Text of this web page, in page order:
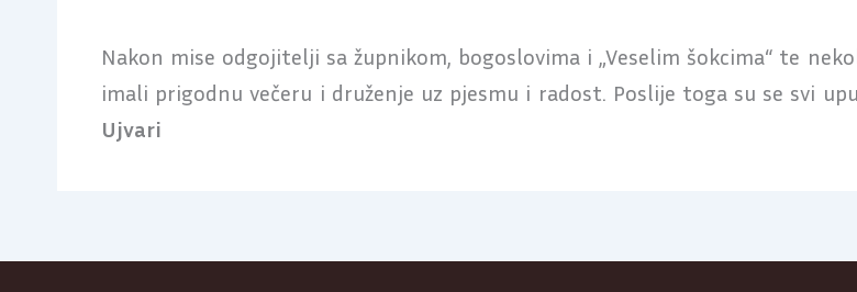
Nakon mise odgojitelji sa župnikom, bogoslovima i „Veselim šokcima“ te
imali prigodnu večeru i druženje uz pjesmu i radost. Poslije toga su se svi
Ujvari